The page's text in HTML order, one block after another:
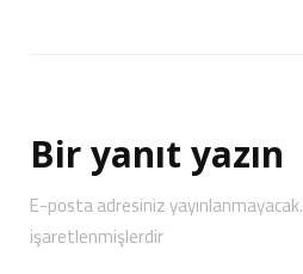
Bir yanıt yazın
E-posta adresiniz yayınlanmayacak.
işaretlenmişlerdir